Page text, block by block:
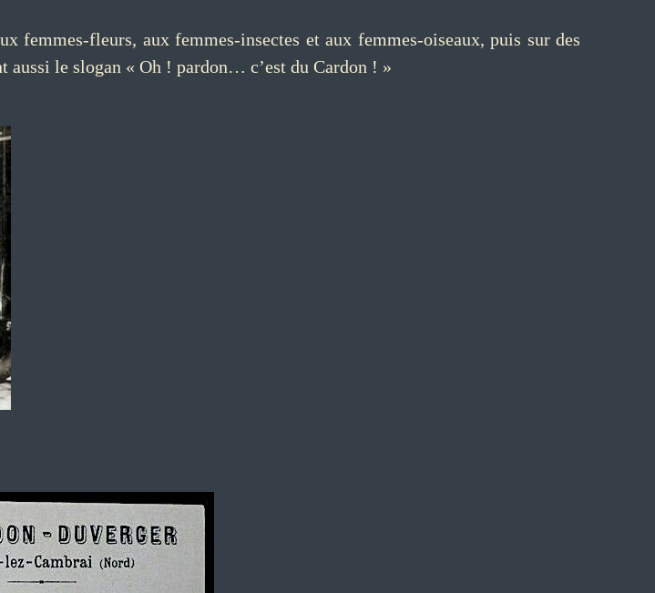
femmes-fleurs, aux femmes-insectes et aux femmes-oiseaux, puis sur des
aussi le slogan « Oh ! pardon… c’est du Cardon ! »